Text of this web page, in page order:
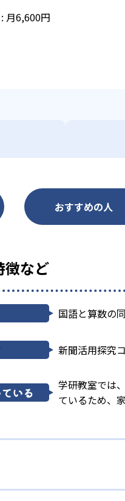
月6,600円
おすすめの人
徴など
国語と算数の
新聞活用探究
いる
学研教室では
ているため、